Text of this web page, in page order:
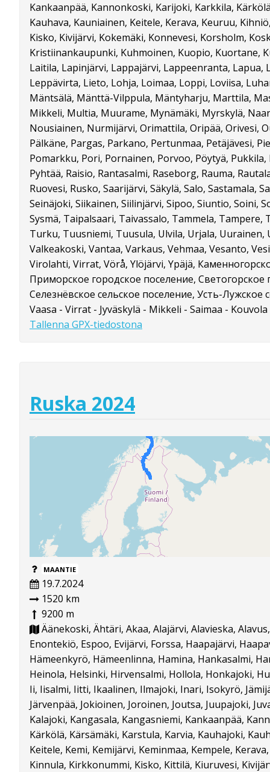
Kankaanpää, Kannonkoski, Karijoki, Karkkila,
Kauhava, Kauniainen, Keitele, Kerava, Keuruu,
Kisko, Kivijärvi, Kokemäki, Konnevesi, Korsholm,
Kristiinankaupunki, Kuhmoinen, Kuopio, Kuortane,
Laitila, Lapinjärvi, Lappajärvi, Lappeenranta, Lapua,
Leppävirta, Lieto, Lohja, Loimaa, Loppi, Loviisa,
Mäntsälä, Mänttä-Vilppula, Mäntyharju, Marttila,
Mikkeli, Multia, Muurame, Mynämäki, Myrskylä,
Nousiainen, Nurmijärvi, Orimattila, Oripää, Orivesi,
Pälkäne, Pargas, Parkano, Pertunmaa, Petäjävesi,
Pomarkku, Pori, Pornainen, Porvoo, Pöytyä,
Pyhtää, Raisio, Rantasalmi, Raseborg, Rauma,
Ruovesi, Rusko, Saarijärvi, Säkylä, Salo, Sastamala,
Seinäjoki, Siikainen, Siilinjärvi, Sipoo, Siuntio, Soini,
Sysmä, Taipalsaari, Taivassalo, Tammela, Tampere,
Turku, Tuusniemi, Tuusula, Ulvila, Urjala, Uurainen,
Valkeakoski, Vantaa, Varkaus, Vehmaa, Vesanto,
Virolahti, Virrat, Vörå, Ylöjärvi, Ypäjä,
Приморское городское поселение, Светогорское
Селезнёвское сельское поселение, Усть-Лужское
Vaasa - Virrat - Jyväskylä - Mikkeli - Saimaa -
Tallenna GPX-tiedostona
Ruska 2024
MAANTIE
19.7.2024
1520 km
9200 m
Äänekoski, Ähtäri, Akaa, Alajärvi, Alavieska,
Enontekiö, Espoo, Evijärvi, Forssa, Haapajärvi,
Hämeenkyrö, Hämeenlinna, Hamina, Hankasalmi,
Heinola, Helsinki, Hirvensalmi, Hollola, Honkajoki,
Ii, Iisalmi, Iitti, Ikaalinen, Ilmajoki, Inari, Isokyrö,
Järvenpää, Jokioinen, Joroinen, Joutsa, Juupajoki,
Kalajoki, Kangasala, Kangasniemi, Kankaanpää,
Kärkölä, Kärsämäki, Karstula, Karvia, Kauhajoki,
Keitele, Kemi, Kemijärvi, Keminmaa, Kempele,
Kinnula, Kirkkonummi, Kisko, Kittilä, Kiuruvesi,